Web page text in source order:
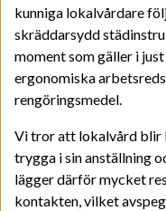
kunniga lokalvårdare
skräddarsydd
moment som gäller i
ergonomiska
rengöringsmedel.
Vi tror att lokalvård blir
trygga i sin anställning
lägger därför mycket
kontakten, vilket